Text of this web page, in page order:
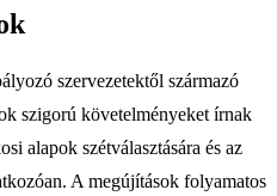
szervezetektől származó
szigorú követelményeket írnak
alapok szétválasztására és az
A megújítások folyamatos